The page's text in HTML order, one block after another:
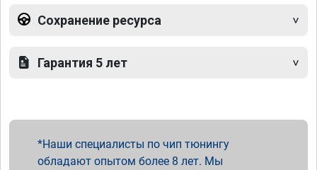
Сохранение ресурса
Гарантия 5 лет
Наши специалисты по чип тюнингу
обладают опытом более 8 лет. Мы